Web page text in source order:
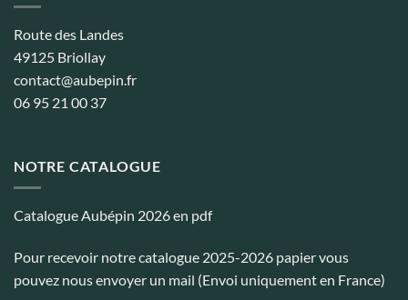
Route des Landes
49125 Briollay
contact@aubepin.fr
06 95 21 00 37
NOTRE CATALOGUE
Catalogue Aubépin 2026 en pdf
Pour recevoir notre catalogue 2025-2026 papier vous
pouvez nous envoyer un mail (Envoi uniquement en France)